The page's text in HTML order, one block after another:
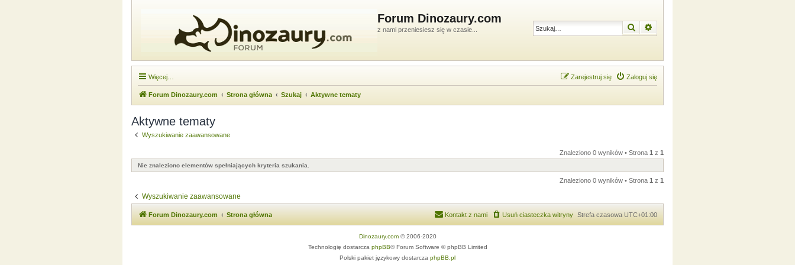
Forum Dinozaury.com
z nami przeniesiesz się w czasie... Szukaj
Więcej… Zaloguj się
Zarejestruj się
Forum Dinozaury.com Strona główna Szukaj Aktywne tematy
Aktywne tematy
Wyszukiwanie zaawansowane
Znaleziono 0 wyników • Strona 1 z 1
Nie znaleziono elementów spełniających kryteria szukania.
Znaleziono 0 wyników • Strona 1 z 1
Wyszukiwanie zaawansowane
Forum Dinozaury.com Strona główna Strefa czasowa UTC+01:00
Usuń ciasteczka witryny
Kontakt z nami
Dinozaury.com© 2006-2020
Technologię dostarcza phpBB® Forum Software © phpBB Limited
Polski pakiet językowy dostarcza phpBB.pl